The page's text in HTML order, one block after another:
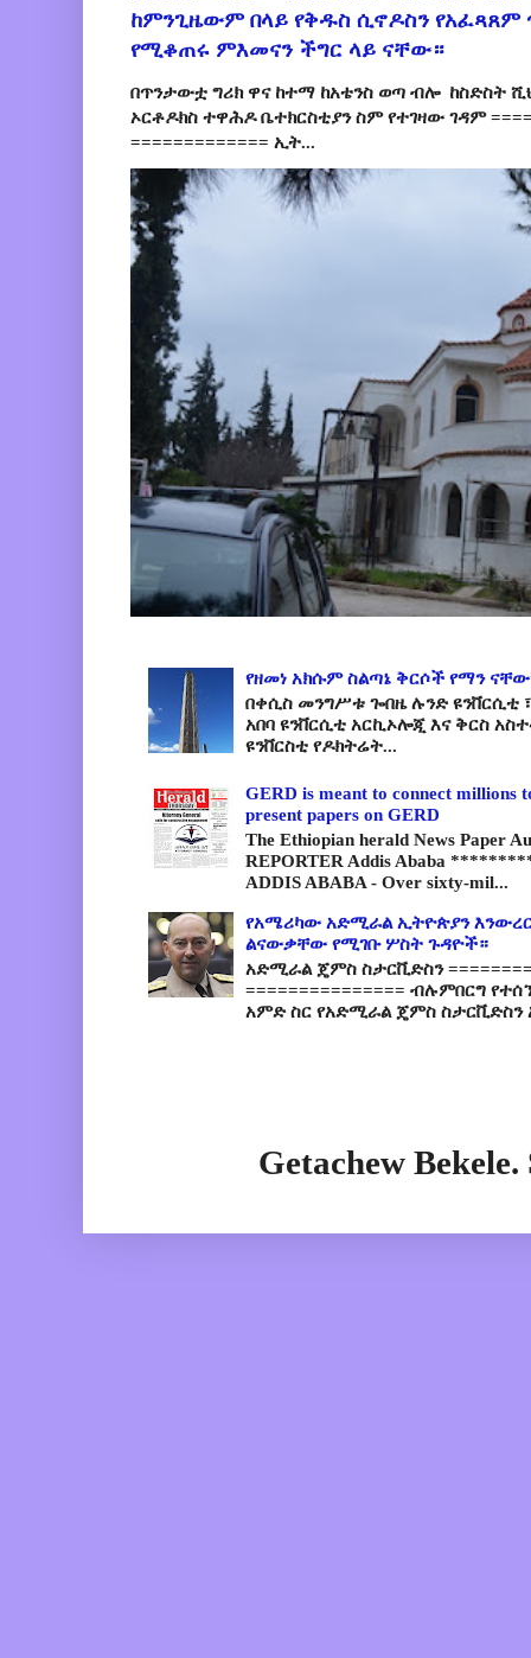
ከምንጊዜውም በላይ የቅዱስ ሲኖዶስን የአፈጻጸም
የሚቆጠሩ ምእመናን ችግር ላይ ናቸው።
በጥንታውቷ ግሪክ ዋና ከተማ ከአቴንስ ወጣ ብሎ ከስድስት
ኦርቶዶክስ ተዋሕዶ ቤተክርስቲያን ስም የተገዛው ገዳም
============= ኢት...
የዘመነ አክሱም ስልጣኔ ቅርሶች የማን
በቀሲስ መንግሥቱ ጐበዜ ሉንድ ዩንቨርሲቲ
አበባ ዩንቨርሲቲ አርኪኦሎጂ እና ቅርስ
ዩንቨርስቲ የዶክትሬት...
GERD is meant to connect millions
present papers on GERD
The Ethiopian herald News Paper
REPORTER Addis Ababa
ADDIS ABABA - Over sixty-mil...
የአሜሪካው አድሚራል ኢትዮጵያን
ልናውቃቸው የሚገቡ ሦስት ጉዳዮች።
አድሚራል ጄምስ ስታርቪድስን
=============== ብሉምበርግ
አምድ ስር የአድሚራል ጄምስ ስታርቪድስን
Getachew